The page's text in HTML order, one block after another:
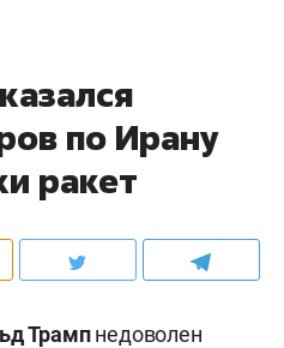
по Ирану
ракет
Трампнедоволен